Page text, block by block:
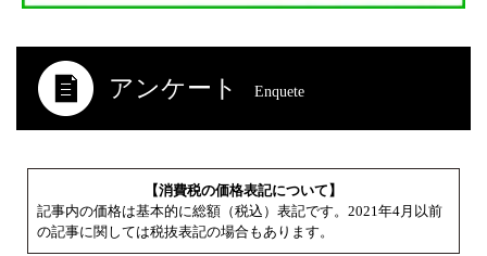
アンケート Enquete
【消費税の価格表記について】
記事内の価格は基本的に総額（税込）表記です。2021年4月以前
の記事に関しては税抜表記の場合もあります。